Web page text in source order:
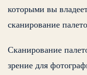
которыми вы
сканирование
Сканирование
зрение для